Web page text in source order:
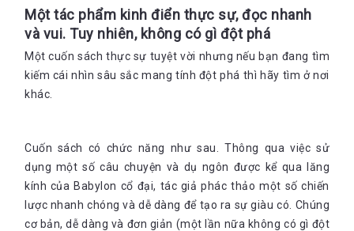
Một tác phẩm kinh điển thực sự, đọc nhanh
và vui. Tuy nhiên, không có gì đột phá
Một cuốn sách thực sự tuyệt vời nhưng nếu bạn đang tìm
kiếm cái nhìn sâu sắc mang tính đột phá thì hãy tìm ở nơi
khác.
Cuốn sách có chức năng như sau. Thông qua việc sử
dụng một số câu chuyện và dụ ngôn được kể qua lăng
kính của Babylon cổ đại, tác giả phác thảo một số chiến
lược nhanh chóng và dễ dàng để tạo ra sự giàu có. Chúng
cơ bản, dễ dàng và đơn giản (một lần nữa không có gì đột